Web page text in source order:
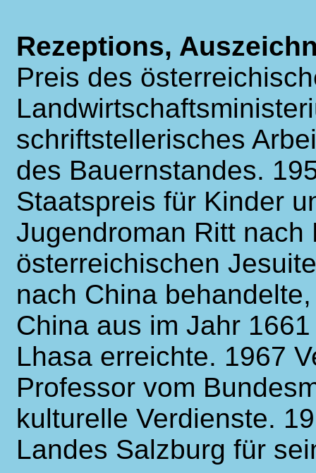
Rezeptions,
Preis des
schriftstellerisches
des Bauernstandes.
Staatspreis für Kinder
Jugendroman Ritt
österreichischen
nach China
China aus im Jahr
Lhasa erreichte. 1967
Professor vom
kulturelle Verdienste.
Landes Salzburg für